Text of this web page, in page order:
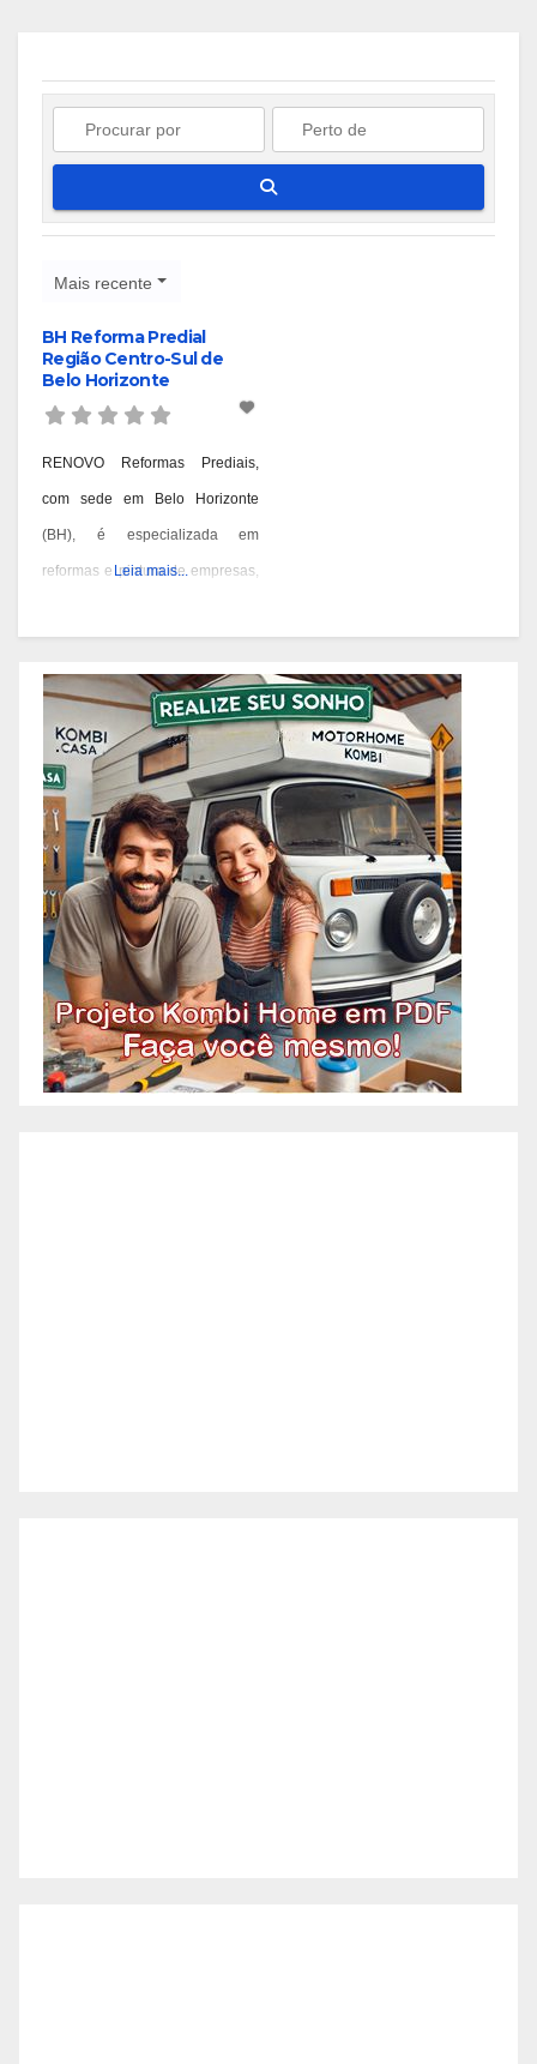
Mais recente
BH Reforma Predial
Região Centro-Sul de
Belo Horizonte
RENOVO Reformas Prediais,
com sede em Belo Horizonte
(BH), é especializada em
reformas e pintura de empresas,
experiência desde 1978 e são
conhecidos por seus serviços de
qualidade em BH. Você pode
contatá-los pelos telefones 31
3473-2000, 3357-1961 ou
98687-2000 se você está
pensando em reformar ou pintar
a fachada da sua empresa,
condomínio ou
Leia mais...